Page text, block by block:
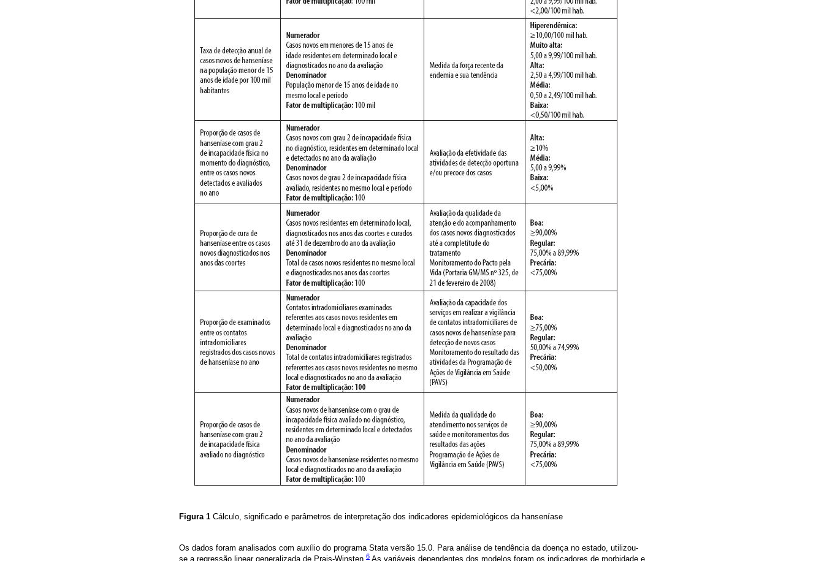
Figura 1 Cálculo, significado e parâmetros de interpretação dos indicadores epidemiológicos da hanseníase
Os dados foram analisados com auxílio do programa Stata versão 15.0. Para análise de tendência da doença no estado, utilizou-
se a regressão linear generalizada de Prais-Winsten. 6 As variáveis dependentes dos modelos foram os indicadores de morbidade e